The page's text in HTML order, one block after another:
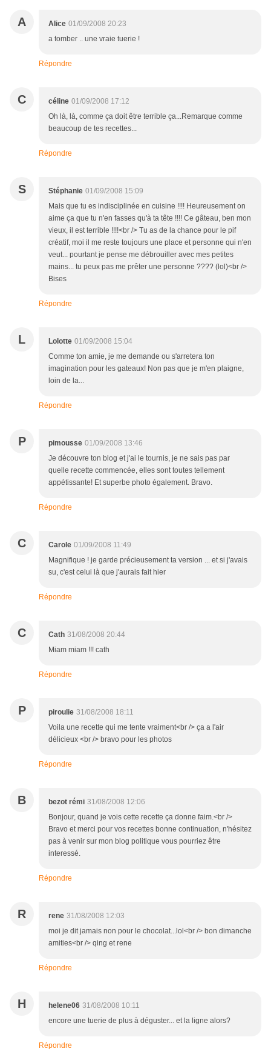
A Alice 01/09/2008 20:23
a tomber .. une vraie tuerie !
Répondre
C céline 01/09/2008 17:12
Oh là, là, comme ça doit être terrible ça...Remarque comme
beaucoup de tes recettes...
Répondre
S Stéphanie 01/09/2008 15:09
Mais que tu es indisciplinée en cuisine !!!! Heureusement on
aime ça que tu n'en fasses qu'à ta tête !!!! Ce gâteau, ben mon
vieux, il est terrible !!!!<br /> Tu as de la chance pour le pif
créatif, moi il me reste toujours une place et personne qui n'en
veut... pourtant je pense me débrouiller avec mes petites
mains... tu peux pas me prêter une personne ???? (lol)<br />
Bises
Répondre
L Lolotte 01/09/2008 15:04
Comme ton amie, je me demande ou s'arretera ton
imagination pour les gateaux! Non pas que je m'en plaigne,
loin de la...
Répondre
P pimousse 01/09/2008 13:46
Je découvre ton blog et j'ai le tournis, je ne sais pas par
quelle recette commencée, elles sont toutes tellement
appétissante! Et superbe photo également. Bravo.
Répondre
C Carole 01/09/2008 11:49
Magnifique ! je garde précieusement ta version ... et si j'avais
su, c'est celui là que j'aurais fait hier
Répondre
C Cath 31/08/2008 20:44
Miam miam !!! cath
Répondre
P piroulie 31/08/2008 18:11
Voila une recette qui me tente vraiment<br /> ça a l'air
délicieux <br /> bravo pour les photos
Répondre
B bezot rémi 31/08/2008 12:06
Bonjour, quand je vois cette recette ça donne faim.<br />
Bravo et merci pour vos recettes bonne continuation, n'hésitez
pas à venir sur mon blog politique vous pourriez être
interessé.
Répondre
R rene 31/08/2008 12:03
moi je dit jamais non pour le chocolat...lol<br /> bon dimanche
amities<br /> qing et rene
Répondre
H helene06 31/08/2008 10:11
encore une tuerie de plus à déguster... et la ligne alors?
Répondre